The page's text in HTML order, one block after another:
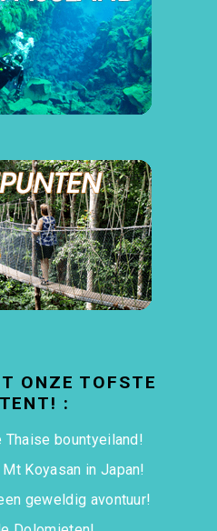
ONZE TOFSTE
:
Thaise bountyeiland!
Koyasan in Japan!
geweldig avontuur!